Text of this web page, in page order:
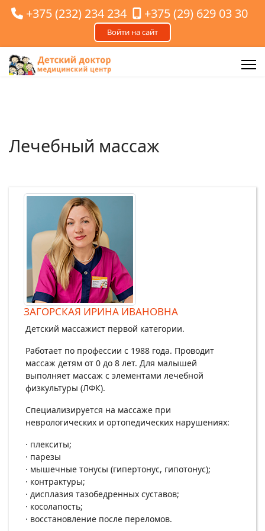
+375 (232) 234 234 +375 (29) 629 03 30
Лечебный массаж
ЗАГОРСКАЯ ИРИНА ИВАНОВНА
Детский массажист первой категории.
Работает по профессии с 1988 года. Проводит
массаж детям от 0 до 8 лет. Для малышей
выполняет массаж с элементами лечебной
физкультуры (ЛФК).
Специализируется на массаже при
неврологических и ортопедических нарушениях:
· плекситы;
· парезы
· мышечные тонусы (гипертонус, гипотонус);
· контрактуры;
· дисплазия тазобедренных суставов;
· косолапость;
· восстановление после переломов.